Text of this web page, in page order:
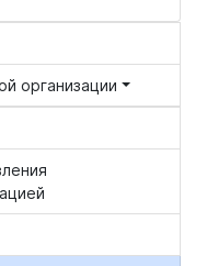
организации